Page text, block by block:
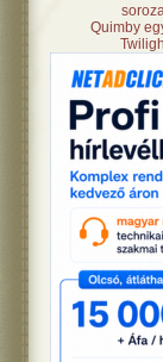
Quimby